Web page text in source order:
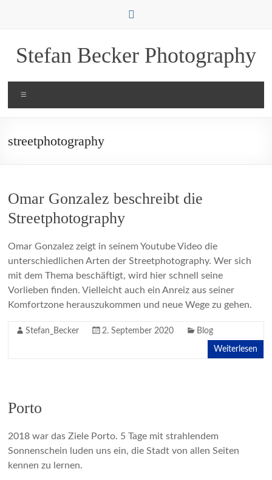
Stefan Becker Photography
streetphotography
Omar Gonzalez beschreibt die
Streetphotography
Omar Gonzalez zeigt in seinem Youtube Video die
unterschiedlichen Arten der Streetphotography. Wer sich
mit dem Thema beschäftigt, wird hier schnell seine
Vorlieben finden. Vielleicht auch ein Anreiz aus seiner
Komfortzone herauszukommen und neue Wege zu gehen.
Stefan_Becker 2. September 2020 Blog
Weiterlesen
Porto
2018 war das Ziele Porto. 5 Tage mit strahlendem
Sonnenschein luden uns ein, die Stadt von allen Seiten
kennen zu lernen.